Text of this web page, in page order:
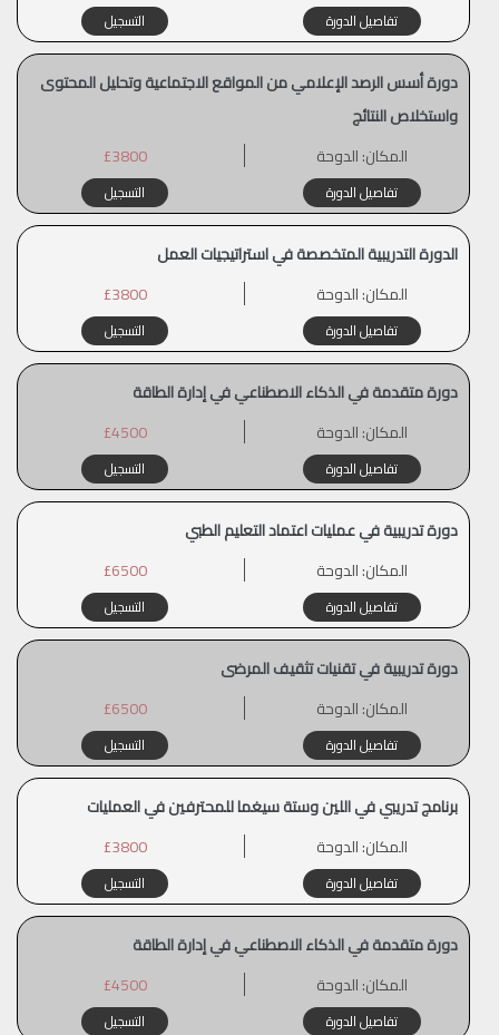
تفاصيل الدورة التسجيل
دورة أسس الرصد الإعلامي من المواقع الاجتماعية وتحليل المحتوى
واستخلاص النتائج
المكان:الدوحة £3800
تفاصيل الدورة التسجيل
الدورة التدريبية المتخصصة في استراتيجيات العمل
المكان:الدوحة £3800
تفاصيل الدورة التسجيل
دورة متقدمة في الذكاء الاصطناعي في إدارة الطاقة
المكان:الدوحة £4500
تفاصيل الدورة التسجيل
دورة تدريبية في عمليات اعتماد التعليم الطبي
المكان:الدوحة £6500
تفاصيل الدورة التسجيل
دورة تدريبية في تقنيات تثقيف المرضى
المكان:الدوحة £6500
تفاصيل الدورة التسجيل
برنامج تدريبي في اللين وستة سيغما للمحترفين في العمليات
المكان:الدوحة £3800
تفاصيل الدورة التسجيل
دورة متقدمة في الذكاء الاصطناعي في إدارة الطاقة
المكان:الدوحة £4500
تفاصيل الدورة التسجيل